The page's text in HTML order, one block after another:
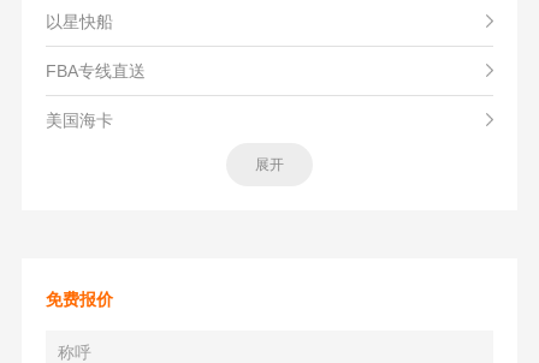
以星快船
FBA专线直送
美国海卡
展开
免费报价